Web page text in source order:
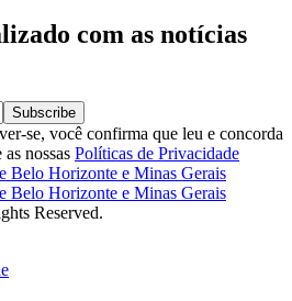
com as notícias
Subscribe
se, você confirma que leu e concorda
as nossas Políticas de Privacidade
Reserved.